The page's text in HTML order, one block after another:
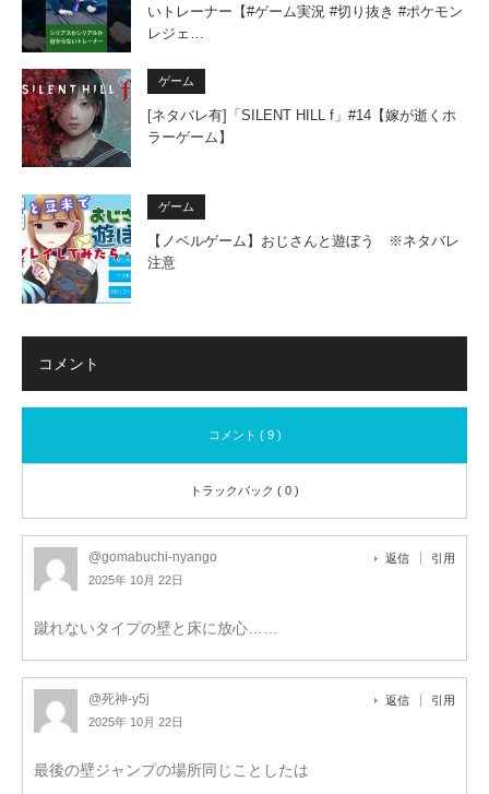
いトレーナー【#ゲーム実況 #切り抜き #ポケモン
レジェ…
ゲーム
[ネタバレ有]「SILENT HILL f」#14【嫁が逝くホ
ラーゲーム】
ゲーム
【ノベルゲーム】おじさんと遊ぼう ※ネタバレ
注意
コメント
コメント ( 9 )
トラックバック ( 0 )
@gomabuchi-nyango
2025年 10月 22日
返信 引用
蹴れないタイプの壁と床に放心……
@死神-y5j
2025年 10月 22日
返信 引用
最後の壁ジャンプの場所同じことしたは